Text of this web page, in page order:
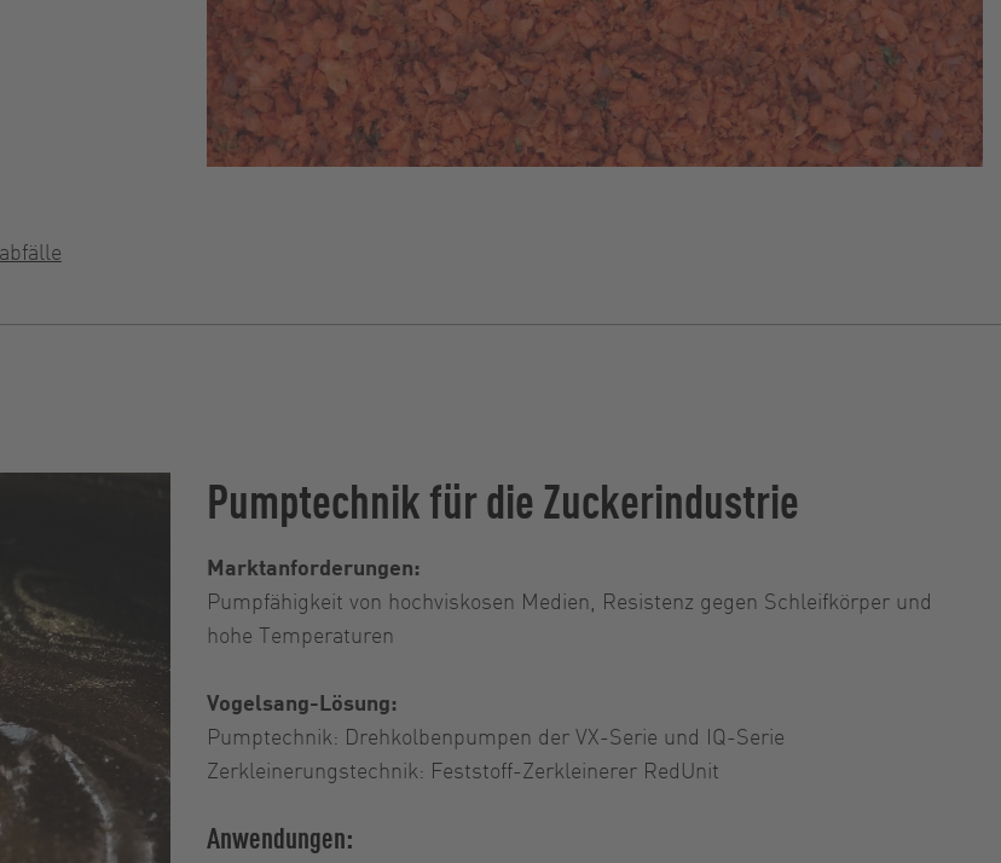
Pumptechnik für die Zuckerindustrie
Marktanforderungen:
Pumpfähigkeit von hochviskosen Medien, Resistenz gegen Schleifkörper und
hohe Temperaturen
Vogelsang-Lösung:
Pumptechnik: Drehkolbenpumpen der VX-Serie und IQ-Serie
Zerkleinerungstechnik: Feststoff-Zerkleinerer RedUnit
Anwendungen: